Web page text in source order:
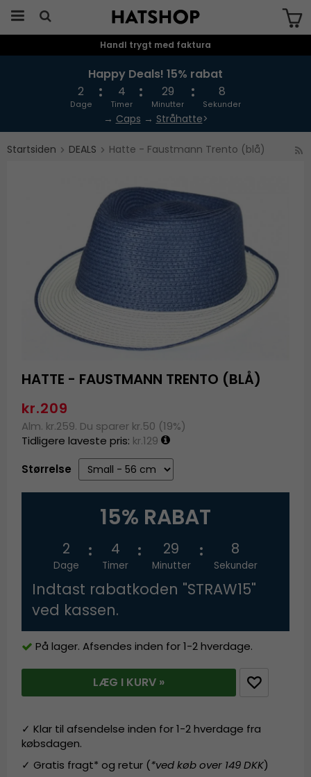
Produktet er blevet tilføjet til din
Handl trygt med faktura
Happy Deals! 15% rabat
2
Dage
4
Timer
29
Minutter
7
Sekunder
→ Caps → Stråhatte>
Startsiden DEALS Hatte - Faustmann Trento (blå)
HATTE - FAUSTMANN TRENTO (BLÅ)
kr.209
Alm. kr.259. Du sparer kr.50 (19%)
Tidligere laveste pris: kr.129
Størrelse
15% RABAT
2
Dage
4
Timer
29
Minutter
7
Sekunder
Indtast rabatkoden "STRAW15"
ved kassen.
På lager. Afsendes inden for 1-2 hverdage.
LÆG I KURV »
✓ Klar til afsendelse inden for 1-2 hverdage fra
købsdagen.
✓ Gratis fragt* og retur (*ved køb over 149 DKK)